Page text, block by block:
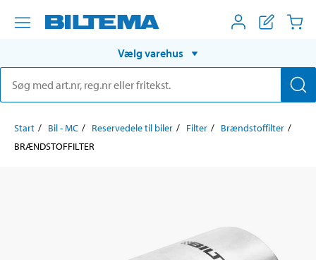
Vælg varehus
Start Bil - MC Reservedele til biler Filter
Brændstoffilter
BRÆNDSTOFFILTER